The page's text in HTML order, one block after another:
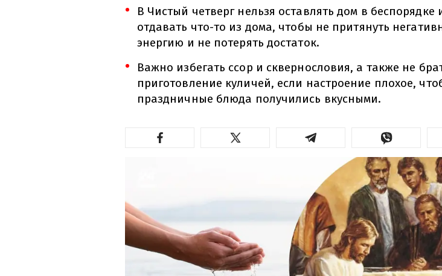
В Чистый четверг нельзя оставлять дом в беспорядке
отдавать что-то из дома, чтобы не притянуть
энергию и не потерять достаток.
Важно избегать ссор и сквернословия, а также не
приготовление куличей, если настроение плохое,
праздничные блюда получились вкусными.